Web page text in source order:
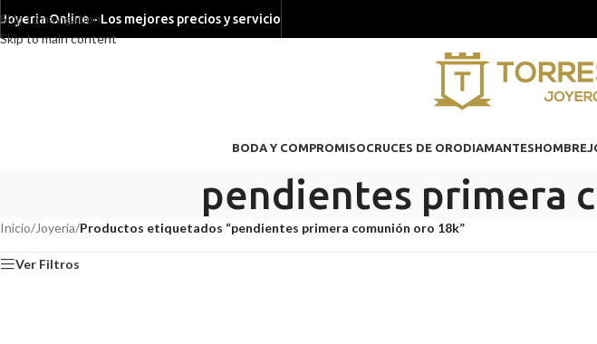
Skip to navigation
Skip to main content
Joyeria Online - Los mejores precios y servicio
BODA Y COMPROMISOCRUCES DE ORODIAMANTESHOMBRE
pendientes primera
Inicio/Joyería/Productos etiquetados “pendientes primera comunión oro 18k”
Ver Filtros